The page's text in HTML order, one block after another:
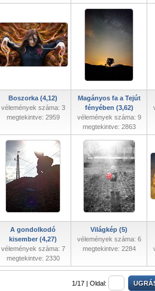
Boszorka (4,12)
vélemények száma: 3
megtekintve: 2959
Magányos fa a Tejút
fényében (3,62)
vélemények száma: 9
megtekintve: 2863
A gondolkodó
kisember (4,27)
vélemények száma: 7
megtekintve: 2330
Világkép (5)
vélemények száma: 6
megtekintve: 2284
1/17 | Oldal: